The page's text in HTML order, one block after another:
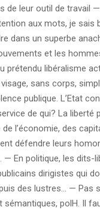
leur outil de travail
aux mots, je sais
dans un superbe
et les
prétendu libéralisme
sans corps,
publique. L’Etat
de qui? La liberté
l’économie, des
défendre leurs
En politique, les dits-
dirigistes qui
des lustres… — Pas
polH. Il